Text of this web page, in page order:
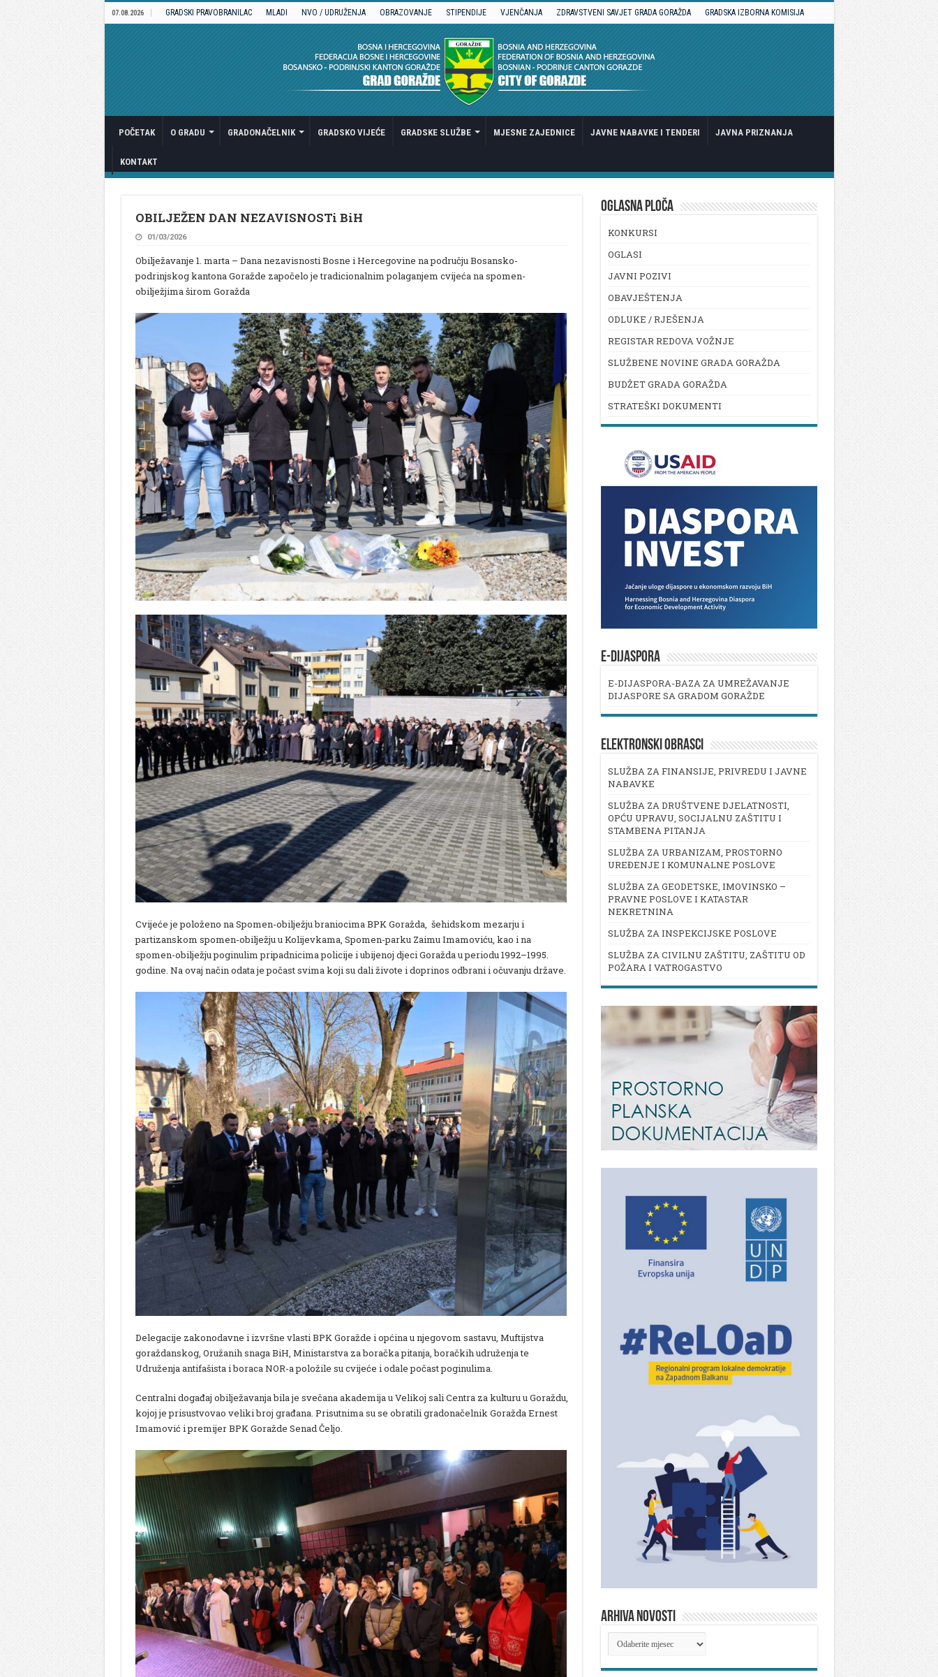
07.08.2026 GRADSKI PRAVOBRANILAC MLADI NVO / UDRUŽENJA OBRAZOVANJE STIPENDIJE VJENČANJA ZDRAVSTVENI SAVJET GRADA GORAŽDA GRADSKA IZBORNA KOMISIJA
POČETAK O GRADU GRADONAČELNIK GRADSKO VIJEĆE GRADSKE SLUŽBE MJESNE ZAJEDNICE JAVNE NABAVKE I TENDERI JAVNA PRIZNANJA
KONTAKT
OBILJEŽEN DAN NEZAVISNOSTi BiH
01/03/2026
Obilježavanje 1. marta – Dana nezavisnosti Bosne i Hercegovine na području Bosansko-
podrinjskog kantona Goražde započelo je tradicionalnim polaganjem cvijeća na spomen-
obilježjima širom Goražda
Cvijeće je položeno na Spomen-obilježju braniocima BPK Goražda, šehidskom mezarju i
partizanskom spomen-obilježju u Kolijevkama, Spomen-parku Zaimu Imamoviću, kao i na
spomen-obilježju poginulim pripadnicima policije i ubijenoj djeci Goražda u periodu 1992–1995.
godine. Na ovaj način odata je počast svima koji su dali živote i doprinos odbrani i očuvanju države.
Delegacije zakonodavne i izvršne vlasti BPK Goražde i općina u njegovom sastavu, Muftijstva
goraždanskog, Oružanih snaga BiH, Ministarstva za boračka pitanja, boračkih udruženja te
Udruženja antifašista i boraca NOR-a položile su cvijeće i odale počast poginulima.
Centralni događaj obilježavanja bila je svečana akademija u Velikoj sali Centra za kulturu u Goraždu,
kojoj je prisustvovao veliki broj građana. Prisutnima su se obratili gradonačelnik Goražda Ernest
Imamović i premijer BPK Goražde Senad Čeljo.
OGLASNA PLOČA
KONKURSI
OGLASI
JAVNI POZIVI
OBAVJEŠTENJA
ODLUKE / RJEŠENJA
REGISTAR REDOVA VOŽNJE
SLUŽBENE NOVINE GRADA GORAŽDA
BUDŽET GRADA GORAŽDA
STRATEŠKI DOKUMENTI
E-DIJASPORA
E-DIJASPORA-BAZA ZA UMREŽAVANJE
DIJASPORE SA GRADOM GORAŽDE
ELEKTRONSKI OBRASCI
SLUŽBA ZA FINANSIJE, PRIVREDU I JAVNE
NABAVKE
SLUŽBA ZA DRUŠTVENE DJELATNOSTI,
OPĆU UPRAVU, SOCIJALNU ZAŠTITU I
STAMBENA PITANJA
SLUŽBA ZA URBANIZAM, PROSTORNO
UREĐENJE I KOMUNALNE POSLOVE
SLUŽBA ZA GEODETSKE, IMOVINSKO –
PRAVNE POSLOVE I KATASTAR
NEKRETNINA
SLUŽBA ZA INSPEKCIJSKE POSLOVE
SLUŽBA ZA CIVILNU ZAŠTITU, ZAŠTITU OD
POŽARA I VATROGASTVO
ARHIVA NOVOSTI
ARHIVA
NOVOSTI